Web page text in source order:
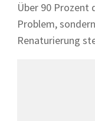
Über 90 Prozent
Problem,
Renaturierung